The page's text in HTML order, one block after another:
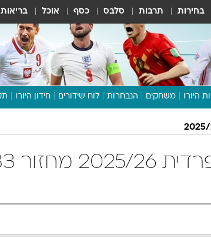
בחירות תרבות סלבס כסף אוכל בריאות
היורו משחקים הנבחרות לוח שידורים חידון היורו
טבלת ליגה